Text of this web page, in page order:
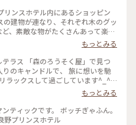
森赤レンガ倉庫店#赤瓦#コース
#香り#旅の思い出#ハンドメイドア
ンドメイド#ガラス製品#食器#函
館#ひとり旅日記🕊️
の建物が連なり、それぞれ木のグッ
、素敵な物がたくさんあって楽し
もっとみる
ラス 「森のろうそく屋」で見つ
りのキャンドルで、 旅に想いを馳
ラックスして過ごしています^_^ #
ラス #森のろうそく屋 #キャンド
憧れの地
もっとみる
ティックです。 ボッチぎゃふん。
野プリンスホテル